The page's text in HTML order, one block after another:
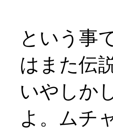
という事
はまた伝
いやしか
よ。ムチ